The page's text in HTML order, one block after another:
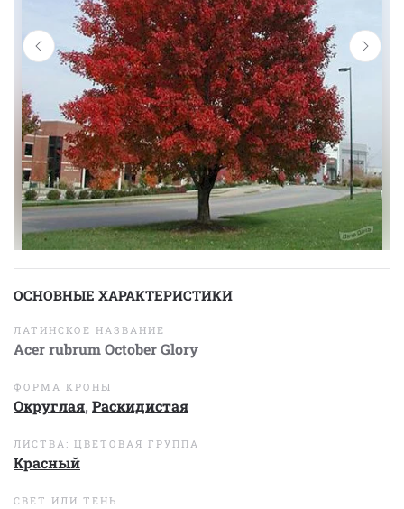
ОСНОВНЫЕ ХАРАКТЕРИСТИКИ
ЛАТИНСКОЕ НАЗВАНИЕ
Acer rubrum October Glory
ФОРМА КРОНЫ
Округлая, Раскидистая
ЛИСТВА: ЦВЕТОВАЯ ГРУППА
Красный
СВЕТ ИЛИ ТЕНЬ